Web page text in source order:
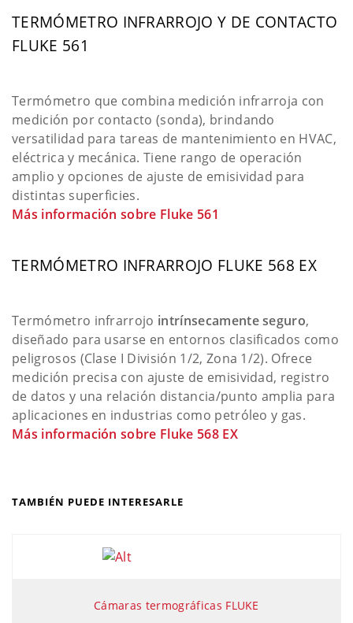
TERMÓMETRO INFRARROJO Y DE CONTACTO
FLUKE 561
Termómetro que combina medición infrarroja con
medición por contacto (sonda), brindando
versatilidad para tareas de mantenimiento en HVAC,
eléctrica y mecánica. Tiene rango de operación
amplio y opciones de ajuste de emisividad para
distintas superficies.
Más información sobre Fluke 561
TERMÓMETRO INFRARROJO FLUKE 568 EX
Termómetro infrarrojo intrínsecamente seguro,
diseñado para usarse en entornos clasificados como
peligrosos (Clase I División 1/2, Zona 1/2). Ofrece
medición precisa con ajuste de emisividad, registro
de datos y una relación distancia/punto amplia para
aplicaciones en industrias como petróleo y gas.
Más información sobre Fluke 568 EX
TAMBIÉN PUEDE INTERESARLE
Cámaras termográficas FLUKE